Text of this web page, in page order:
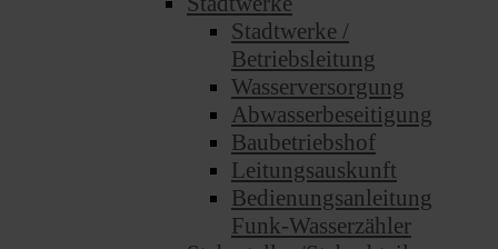
Stadtwerke /
Betriebsleitung
Wasserversorgung
Abwasserbeseitigung
Baubetriebshof
Leitungsauskunft
Bedienungsanleitung
Funk-Wasserzähler